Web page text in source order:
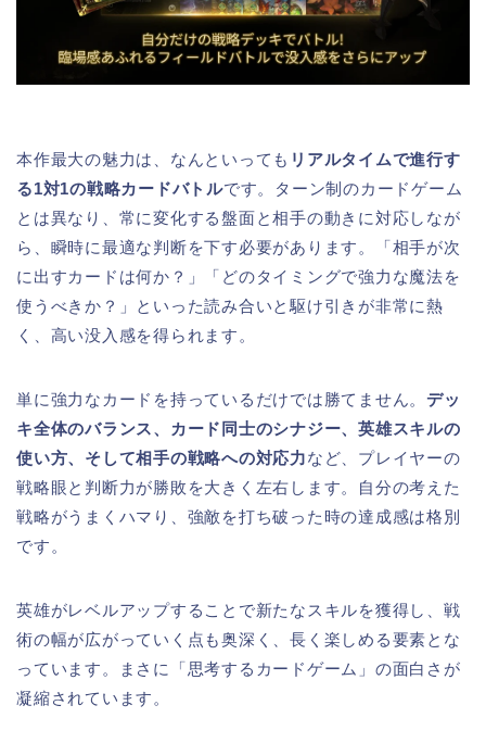
本作最大の魅力は、なんといっても リアルタイムで進行す
る1対1の戦略カードバトルです。ターン制のカードゲーム
とは異なり、常に変化する盤面と相手の動きに対応しなが
ら、瞬時に最適な判断を下す必要があります。「相手が次
に出すカードは何か？」「どのタイミングで強力な魔法を
使うべきか？」といった読み合いと駆け引きが非常に熱
く、高い没入感を得られます。
単に強力なカードを持っているだけでは勝てません。デッ
キ全体のバランス、カード同士のシナジー、英雄スキルの
使い方、そして相手の戦略への対応力など、プレイヤーの
戦略眼と判断力が勝敗を大きく左右します。自分の考えた
戦略がうまくハマり、強敵を打ち破った時の達成感は格別
です。
英雄がレベルアップすることで新たなスキルを獲得し、戦
術の幅が広がっていく点も奥深く、長く楽しめる要素とな
っています。まさに「思考するカードゲーム」の面白さが
凝縮されています。